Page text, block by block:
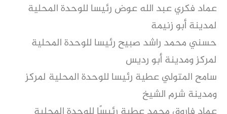
عماد فكري عبد الله عوض رئيسا للوحدة المحلية
لمدينة أبو زنيمة
حسني محمد راشد صبيح رئيسا للوحدة المحلية
لمركز ومدينة أبو رديس
سامح المتولي عطية رئيسا للوحدة المحلية لمركز
ومدينة شرم الشيخ